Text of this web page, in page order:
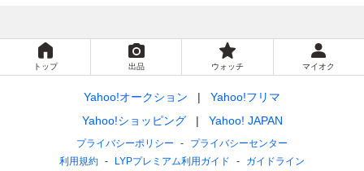
トップ 出品 ウォッチ マイオク
Yahoo!オークション
Yahoo!フリマ
Yahoo!ショッピング
Yahoo! JAPAN
プライバシーポリシー
プライバシーセンター
利用規約
LYPプレミアム利用ガイド ガイドライン